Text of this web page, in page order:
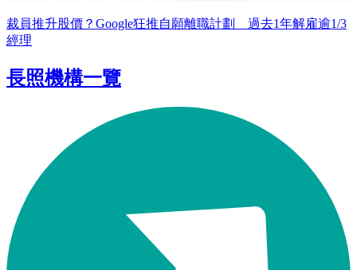
裁員推升股價？Google狂推自願離職計劃 過去1年解雇逾1/3
經理
長照機構一覽